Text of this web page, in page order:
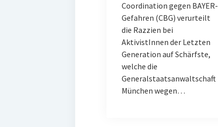
Coordination gegen BAYER-
Gefahren (CBG) verurteilt
die Razzien bei
AktivistInnen der Letzten
Generation auf Schärfste,
welche die
Generalstaatsanwaltschaft
München wegen…